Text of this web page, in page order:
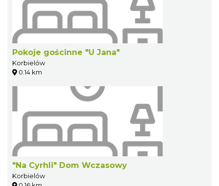
Pokoje gościnne "U Jana"
Korbielów
0.14 km
"Na Cyrhli" Dom Wczasowy
Korbielów